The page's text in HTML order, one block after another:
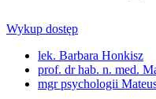
Wykup dostęp
lek. Barbara Honkisz
prof. dr hab. n. med.
mgr psychologii